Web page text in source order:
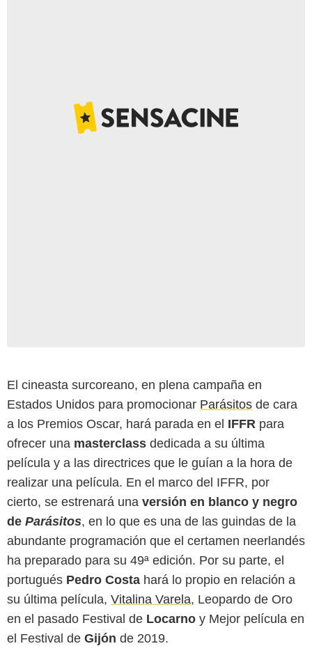
El cineasta surcoreano, en plena campaña en
Estados Unidos para promocionar Parásitos de cara
a los Premios Oscar, hará parada en el IFFR para
ofrecer una masterclass dedicada a su última
película y a las directrices que le guían a la hora de
realizar una película. En el marco del IFFR, por
cierto, se estrenará una versión en blanco y negro
de Parásitos, en lo que es una de las guindas de la
abundante programación que el certamen neerlandés
ha preparado para su 49ª edición. Por su parte, el
portugués Pedro Costa hará lo propio en relación a
su última película, Vitalina Varela, Leopardo de Oro
en el pasado Festival de Locarno y Mejor película en
el Festival de Gijón de 2019.